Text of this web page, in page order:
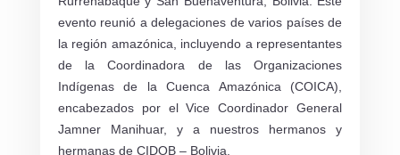
evento reunió a delegaciones de varios países de
la región amazónica, incluyendo a representantes
de la Coordinadora de las Organizaciones
Indígenas de la Cuenca Amazónica (COICA),
encabezados por el Vice Coordinador General
Jamner Manihuar, y a nuestros hermanos y
hermanas de CIDOB – Bolivia.